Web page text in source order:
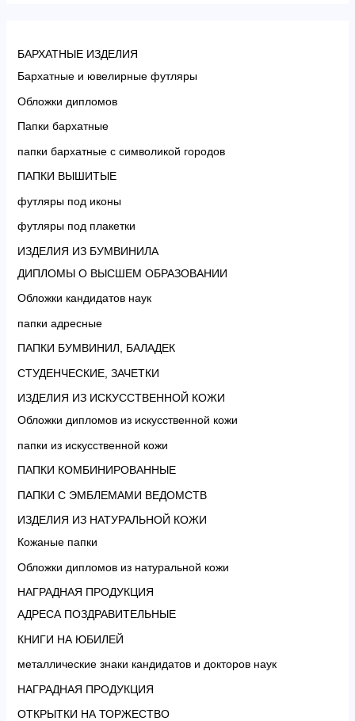
БАРХАТНЫЕ ИЗДЕЛИЯ
Бархатные и ювелирные футляры
Обложки дипломов
Папки бархатные
папки бархатные с символикой городов
ПАПКИ ВЫШИТЫЕ
футляры под иконы
футляры под плакетки
ИЗДЕЛИЯ ИЗ БУМВИНИЛА
ДИПЛОМЫ О ВЫСШЕМ ОБРАЗОВАНИИ
Обложки кандидатов наук
папки адресные
ПАПКИ БУМВИНИЛ, БАЛАДЕК
СТУДЕНЧЕСКИЕ, ЗАЧЕТКИ
ИЗДЕЛИЯ ИЗ ИСКУССТВЕННОЙ КОЖИ
Обложки дипломов из искусственной кожи
папки из искусственной кожи
ПАПКИ КОМБИНИРОВАННЫЕ
ПАПКИ С ЭМБЛЕМАМИ ВЕДОМСТВ
ИЗДЕЛИЯ ИЗ НАТУРАЛЬНОЙ КОЖИ
Кожаные папки
Обложки дипломов из натуральной кожи
НАГРАДНАЯ ПРОДУКЦИЯ
АДРЕСА ПОЗДРАВИТЕЛЬНЫЕ
КНИГИ НА ЮБИЛЕЙ
металлические знаки кандидатов и докторов наук
НАГРАДНАЯ ПРОДУКЦИЯ
ОТКРЫТКИ НА ТОРЖЕСТВО